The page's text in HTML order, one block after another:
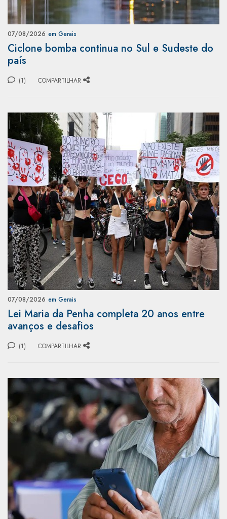
07/08/2026 em Gerais
Ciclone bomba continua no Sul e Sudeste do
país
(1) COMPARTILHAR
07/08/2026 em Gerais
Lei Maria da Penha completa 20 anos entre
avanços e desafios
(1) COMPARTILHAR